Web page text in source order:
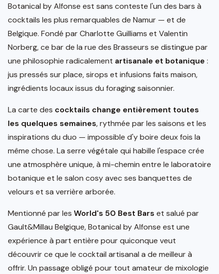
Botanical by Alfonse est sans conteste l'un des bars à
cocktails les plus remarquables de Namur — et de
Belgique. Fondé par Charlotte Guilliams et Valentin
Norberg, ce bar de la rue des Brasseurs se distingue par
une philosophie radicalement artisanale et botanique :
jus pressés sur place, sirops et infusions faits maison,
ingrédients locaux issus du foraging saisonnier.
La carte des cocktails change entièrement toutes
les quelques semaines, rythmée par les saisons et les
inspirations du duo — impossible d'y boire deux fois la
même chose. La serre végétale qui habille l'espace crée
une atmosphère unique, à mi-chemin entre le laboratoire
botanique et le salon cosy avec ses banquettes de
velours et sa verrière arborée.
Mentionné par les World's 50 Best Bars et salué par
Gault&Millau Belgique, Botanical by Alfonse est une
expérience à part entière pour quiconque veut
découvrir ce que le cocktail artisanal a de meilleur à
offrir. Un passage obligé pour tout amateur de mixologie